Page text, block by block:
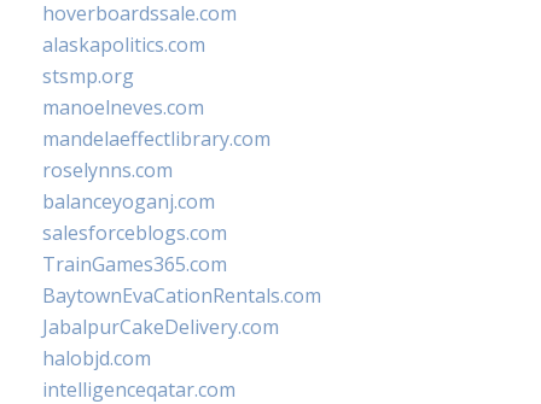
hoverboardssale.com
alaskapolitics.com
stsmp.org
manoelneves.com
mandelaeffectlibrary.com
roselynns.com
balanceyoganj.com
salesforceblogs.com
TrainGames365.com
BaytownEvaCationRentals.com
JabalpurCakeDelivery.com
halobjd.com
intelligenceqatar.com